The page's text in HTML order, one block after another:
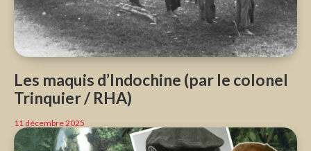
Les maquis d’Indochine (par le colonel
Trinquier / RHA)
11 décembre 2025